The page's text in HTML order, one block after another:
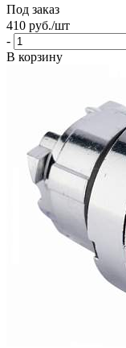
Под заказ
410 руб./шт
-
В корзину